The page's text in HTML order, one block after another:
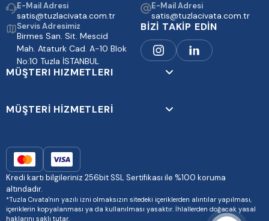
E-Mail Adresi
satis@tuzlacivata.com.tr
E-Mail Adresi
satis@tuzlacivata.com.tr
Servis Adresimiz
Birmes San. Sit. Mescid
Mah. Ataturk Cad. A-10 Blok
No:10 Tuzla İSTANBUL
BİZİ TAKİP EDİN
MÜŞTERI HIZMETLERI
MÜŞTERİ HİZMETLERİ
Kredi kartı bilgileriniz 256bit SSL Sertifikası ile %100 koruma
altındadır.
*Tuzla Cıvata'nın yazılı izni olmaksızın sitedeki içeriklerden alıntılar yapılması,
içeriklerin kopyalanması ya da kullanılması yasaktır. İhlallerden doğacak yasal
haklarını saklı tutar.